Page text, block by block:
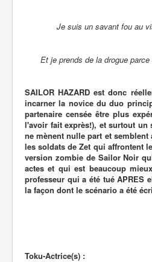
Je suis un savant fou au
Et je prends de la drogue
SAILOR HAZARD est donc
incarner la novice du duo
partenaire censée être plus
l'avoir fait exprès!), et surtout un
ne mènent nulle part et
les soldats de Zet qui affrontent
version zombie de Sailor Noir
actes et qui est beaucoup
professeur qui a été tué APRES
la façon dont le scénario a été
Toku-Actrice(s) :